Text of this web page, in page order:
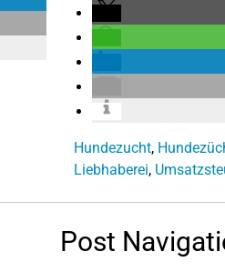
Hundezucht,
Liebhaberei,
Post